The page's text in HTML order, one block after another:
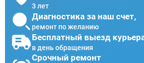
3 лет
Диагностика за наш счет,
ремонт по желанию
Бесплатный выезд
в день обращения
Срочный ремонт